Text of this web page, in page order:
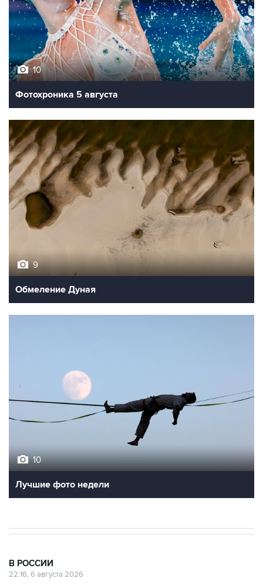
10
Фотохроника 5 августа
9
Обмеление Дуная
10
Лучшие фото недели
В РОССИИ
22:16, 6 августа 2026